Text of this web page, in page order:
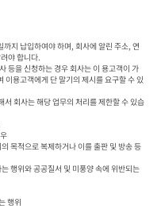
지 납입하여야 하며, 회사에 알린 주소, 연
야 합니다.
등을 신청하는 경우 회사는 이 용고객이 가
이용고객에게 단 말기의 제시를 요구할 수 있
회사는 해당 업무의 처리를 제한할 수 있습